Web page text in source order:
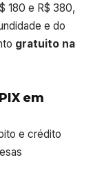
180 e R$ 380,
e do
gratuito na
em
e crédito